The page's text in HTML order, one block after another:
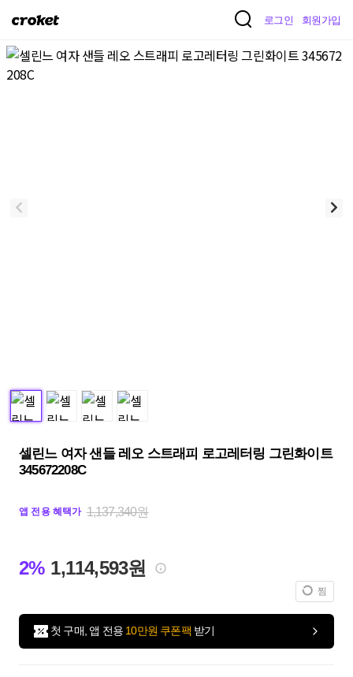
크
켓
로그인 회원가입
셀린느 여자 샌들 레오 스트래피 로고레터링 그린화이트
345672208C
앱 전용 혜택가 1,137,340원
2% 1,114,593원
찜
첫 구매, 앱 전용 10만원 쿠폰팩 받기